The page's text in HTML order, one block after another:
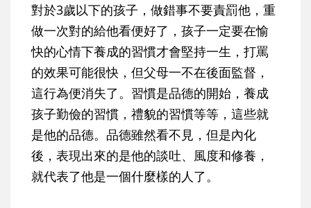
對於3歲以下的孩子，做錯事不要責罰他，重
做一次對的給他看便好了，孩子一定要在愉
快的心情下養成的習慣才會堅持一生，打罵
的效果可能很快，但父母一不在後面監督，
這行為便消失了。習慣是品德的開始，養成
孩子勤儉的習慣，禮貌的習慣等等，這些就
是他的品德。品德雖然看不見，但是內化
後，表現出來的是他的談吐、風度和修養，
就代表了他是一個什麼樣的人了。